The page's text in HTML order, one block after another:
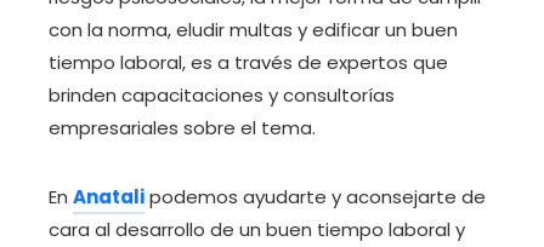
con la norma, eludir multas y edificar un buen
tiempo laboral, es a través de expertos que
brinden capacitaciones y consultorías
empresariales sobre el tema.
En Anatalipodemos ayudarte y aconsejarte de
cara al desarrollo de un buen tiempo laboral y